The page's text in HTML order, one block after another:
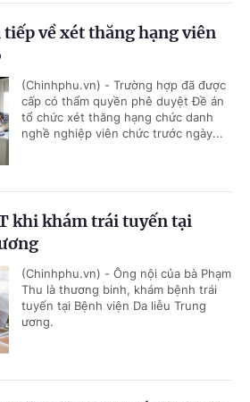
về xét thăng hạng viên
(Chinhphu.vn) - Trường hợp đã được
cấp có thẩm quyền phê duyệt Đề án
tổ chức xét thăng hạng chức danh
nghề nghiệp viên chức trước ngày...
khi khám trái tuyến tại
(Chinhphu.vn) - Ông nội của bà Phạm
Thu là thương binh, khám bệnh trái
tuyến tại Bệnh viện Da liễu Trung
ương.